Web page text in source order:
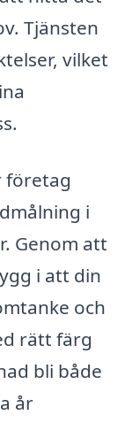
Tjänsten
vilket
företag
i
Genom att
i att din
och
rätt färg
bli både
år